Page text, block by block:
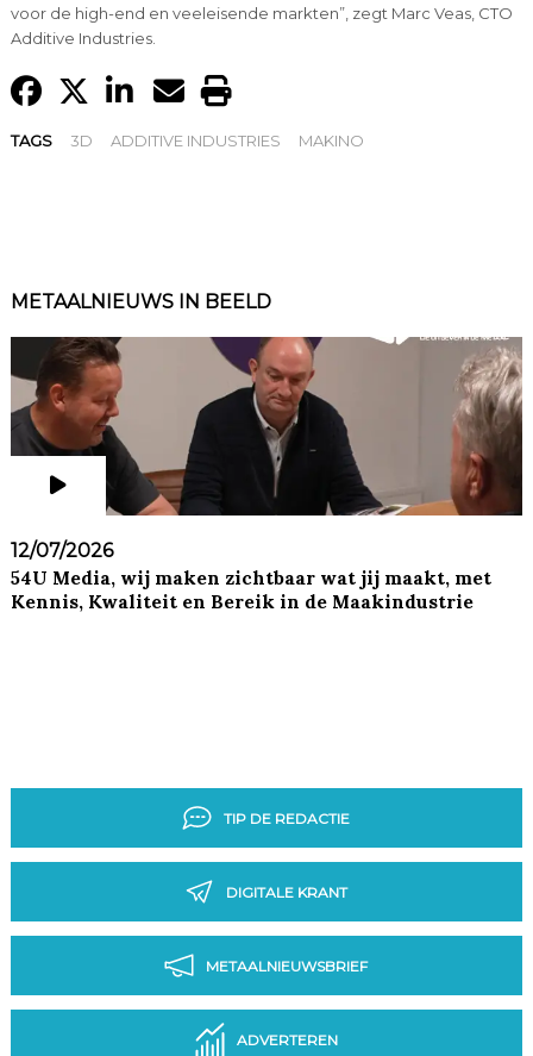
voor de high-end en veeleisende markten”, zegt Marc Veas, CTO
Additive Industries.
TAGS 3D ADDITIVE INDUSTRIES MAKINO
METAALNIEUWS IN BEELD
12/07/2026
54U Media, wij maken zichtbaar wat jij maakt, met
Kennis, Kwaliteit en Bereik in de Maakindustrie
TIP DE REDACTIE
DIGITALE KRANT
METAALNIEUWSBRIEF
ADVERTEREN